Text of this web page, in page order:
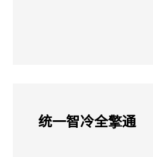
统一智冷全擎通